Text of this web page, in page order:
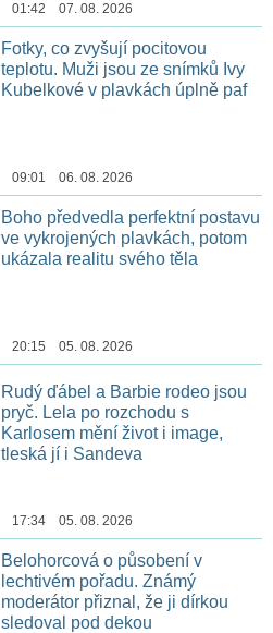
01:42 07. 08. 2026
Fotky, co zvyšují pocitovou
teplotu. Muži jsou ze snímků Ivy
Kubelkové v plavkách úplně paf
09:01 06. 08. 2026
Boho předvedla perfektní postavu
ve vykrojených plavkách, potom
ukázala realitu svého těla
20:15 05. 08. 2026
Rudý ďábel a Barbie rodeo jsou
pryč. Lela po rozchodu s
Karlosem mění život i image,
tleská jí i Sandeva
17:34 05. 08. 2026
Belohorcová o působení v
lechtivém pořadu. Známý
moderátor přiznal, že ji dírkou
sledoval pod dekou